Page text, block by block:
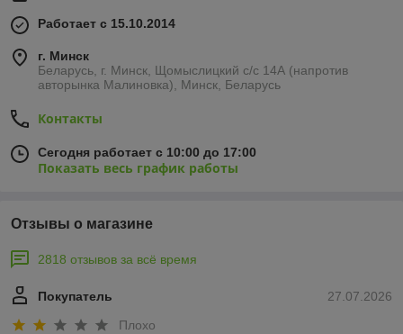
Работает с 15.10.2014
г. Минск
Беларусь, г. Минск, Щомыслицкий с/с 14А (напротив
авторынка Малиновка), Минск, Беларусь
Контакты
Сегодня работает с 10:00 до 17:00
Показать весь график работы
Отзывы о магазине
2818 отзывов за всё время
27.07.2026
Покупатель
Плохо